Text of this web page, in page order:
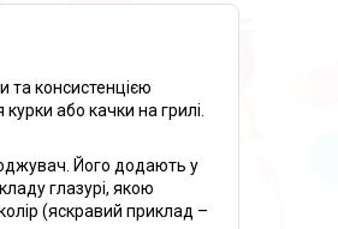
та консистенцією
або качки на грилі.
Його додають у
глазурі, якою
(яскравий приклад –